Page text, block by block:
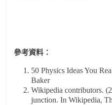
參考資料：
50 Physics Ideas You
Baker
Wikipedia contributors.
junction. In Wikipedia,